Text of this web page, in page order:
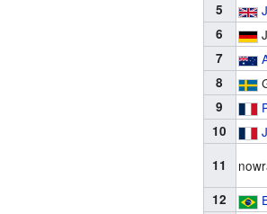
5
6
7
8
9
10
11
12